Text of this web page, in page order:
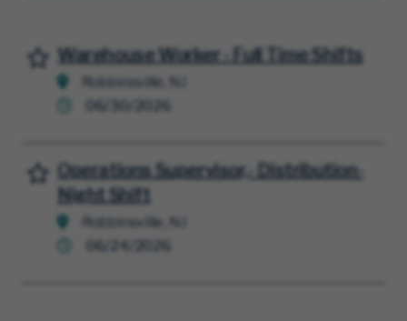
Warehouse Worker - Full Time Shifts
Robbinsville, NJ
06/30/2026
Sauvegarder l'offre d'emploi
Operations Supervisor,- Distribution-
Night Shift
Robbinsville, NJ
06/24/2026
Sauvegarder l'offre d'emploi